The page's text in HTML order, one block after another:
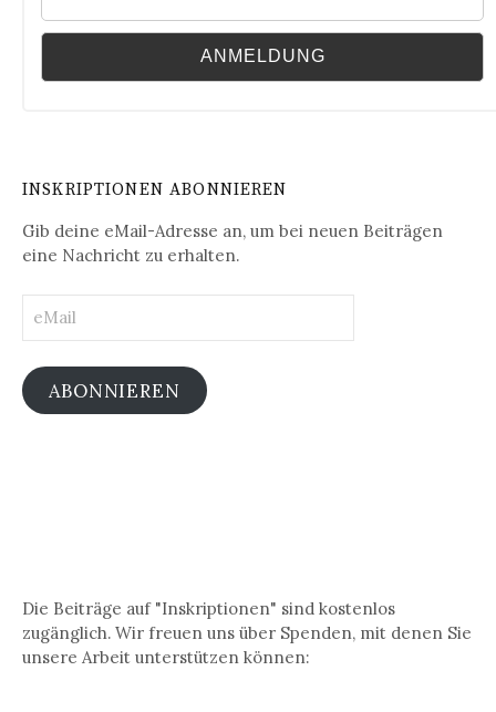
INSKRIPTIONEN ABONNIEREN
Gib deine eMail-Adresse an, um bei neuen Beiträgen
eine Nachricht zu erhalten.
ABONNIEREN
Die Beiträge auf "Inskriptionen" sind kostenlos
zugänglich. Wir freuen uns über Spenden, mit denen Sie
unsere Arbeit unterstützen können: